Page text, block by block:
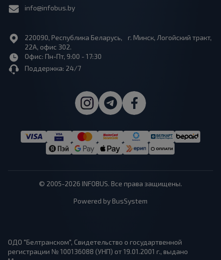
info@infobus.by
220090, Республика Беларусь, г. Минск, Логойский тракт,
22А, офис 302.
Офис: Пн-Пт, 9:00 - 17:30
Поддержка: 24/7
© 2005-2026 INFOBUS. Все права защищены.
Powered by BusSystem
ОДО "Белтранском", Свидетельство о государтвенной
регистрации № 100136088 (УНП) от 19.01.2001 г., выдано